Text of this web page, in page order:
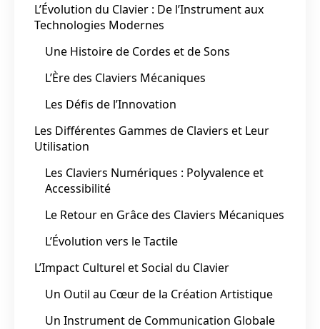
L’Évolution du Clavier : De l’Instrument aux
Technologies Modernes
Une Histoire de Cordes et de Sons
L’Ère des Claviers Mécaniques
Les Défis de l’Innovation
Les Différentes Gammes de Claviers et Leur
Utilisation
Les Claviers Numériques : Polyvalence et
Accessibilité
Le Retour en Grâce des Claviers Mécaniques
L’Évolution vers le Tactile
L’Impact Culturel et Social du Clavier
Un Outil au Cœur de la Création Artistique
Un Instrument de Communication Globale